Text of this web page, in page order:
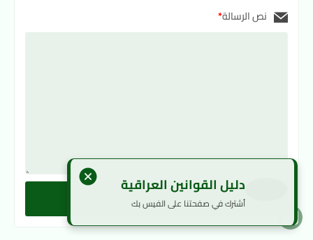
دليل القوانين العراقية
أشترك في صفحتنا على الفيس بك
نص الرسالة*
إرسال الرسالة